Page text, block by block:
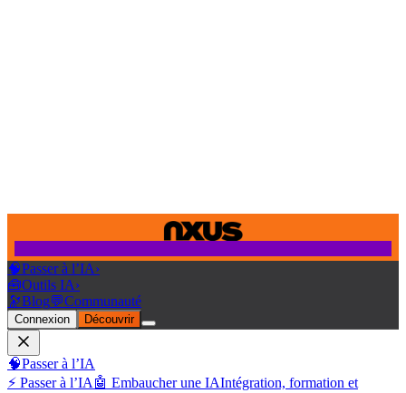
🧠Passer à l’IA›
🧰Outils IA›
🔭Blog💬Communauté
Connexion Découvrir
🧠Passer à l’IA
⚡ Passer à l’IA 🤖 Embaucher une IAIntégration, formation et